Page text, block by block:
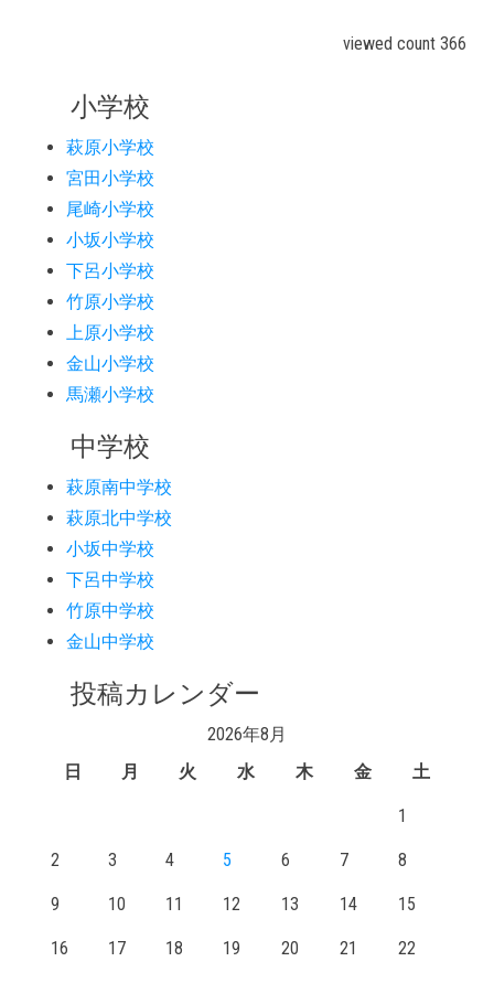
viewed count 366
小学校
萩原小学校
宮田小学校
尾崎小学校
小坂小学校
下呂小学校
竹原小学校
上原小学校
金山小学校
馬瀬小学校
中学校
萩原南中学校
萩原北中学校
小坂中学校
下呂中学校
竹原中学校
金山中学校
投稿カレンダー
2026年8月
日
月 火 水 木 金 土
1
2 3 4 5 6 7 8
9 10 11 12 13 14 15
16 17 18 19 20 21 22